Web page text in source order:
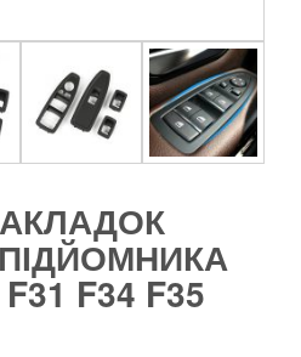
F34 F35